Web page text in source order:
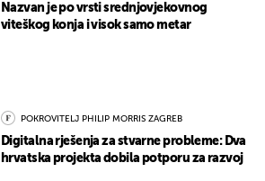
Nazvan je po vrsti srednjovjekovnog
viteškog konja i visok samo metar
POKROVITELJ PHILIP MORRIS ZAGREB
Digitalna rješenja za stvarne probleme: Dva
hrvatska projekta dobila potporu za razvoj